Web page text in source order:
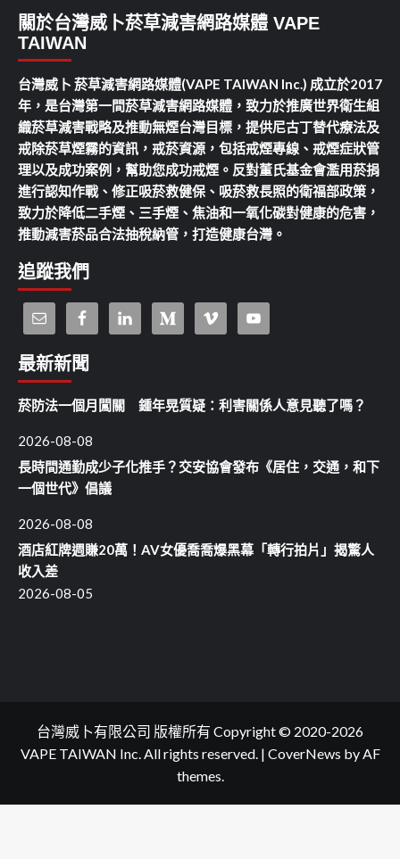
關於台灣威卜菸草減害網路媒體 VAPE
TAIWAN
台灣威卜 菸草減害網路媒體(VAPE TAIWAN Inc.) 成立於2017
年，是台灣第一間菸草減害網路媒體，致力於推廣世界衛生組
織菸草減害戰略及推動無煙台灣目標，提供尼古丁替代療法及
戒除菸草煙霧的資訊，戒菸資源，包括戒煙專線、戒煙症狀管
理以及成功案例，幫助您成功戒煙。反對董氏基金會濫用菸捐
進行認知作戰、修正吸菸救健保、吸菸救長照的衛福部政策，
致力於降低二手煙、三手煙、焦油和一氧化碳對健康的危害，
推動減害菸品合法抽稅納管，打造健康台灣。
追蹤我們
最新新聞
菸防法一個月闖關 鍾年晃質疑：利害關係人意見聽了嗎？
2026-08-08
長時間通勤成少子化推手？交安協會發布《居住，交通，和下
一個世代》倡議
2026-08-08
酒店紅牌週賺20萬！AV女優喬喬爆黑幕「轉行拍片」揭驚人
收入差
2026-08-05
台灣威卜有限公司 版權所有 Copyright © 2020-2026
VAPE TAIWAN Inc. All rights reserved. | CoverNews by AF
themes.